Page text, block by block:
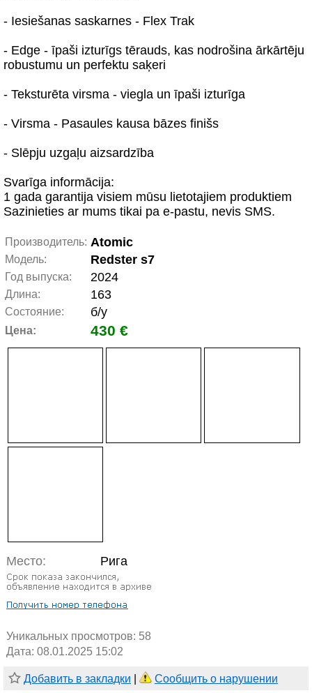
- Iesiešanas saskarnes - Flex Trak
- Edge - īpaši izturīgs tērauds, kas nodrošina ārkārtēju
robustumu un perfektu saķeri
- Teksturēta virsma - viegla un īpaši izturīga
- Virsma - Pasaules kausa bāzes finišs
- Slēpju uzgaļu aizsardzība
Svarīga informācija:
1 gada garantija visiem mūsu lietotajiem produktiem
Sazinieties ar mums tikai pa e-pastu, nevis SMS.
Производитель: Atomic
Модель: Redster s7
Год выпуска: 2024
Длина: 163
Состояние: б/у
Цена: 430 €
Место: Рига
Уникальных просмотров: 58
Дата: 08.01.2025 15:02
Добавить в закладки Сообщить о нарушении